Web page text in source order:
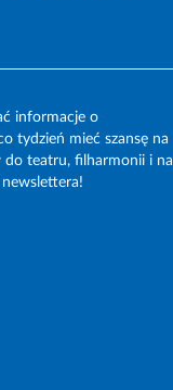
informacje o
tydzień mieć szansę na
do teatru, filharmonii i na